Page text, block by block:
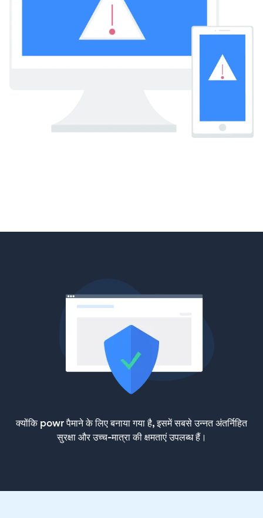
क्योंकि powr पैमाने के लिए बनाया गया है, इसमें सबसे उन्नत अंतर्निहित
सुरक्षा और उच्च-मात्रा की क्षमताएं उपलब्ध हैं।